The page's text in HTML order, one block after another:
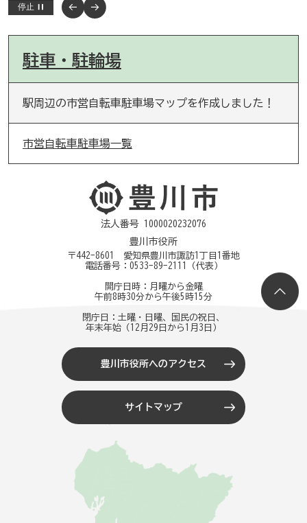
停止
駐車・駐輪場
駅周辺の市営自転車駐車場マップを作成しました！
市営自転車駐車場一覧
法人番号 1000020232076
豊川市役所
〒442-8601 愛知県豊川市諏訪1丁目1番地
電話番号： 0533-89-2111 （代表）
開庁日時：月曜から金曜
午前8時30分から午後5時15分
閉庁日：土曜・日曜、国民の祝日、
年末年始（12月29日から1月3日）
豊川市役所へのアクセス
サイトマップ